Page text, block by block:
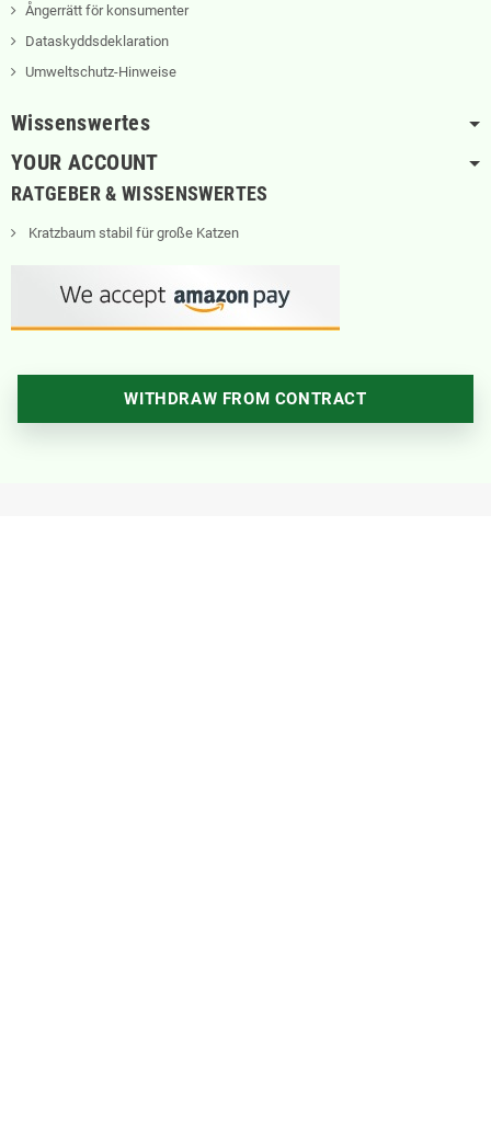
Ångerrätt för konsumenter
Dataskyddsdeklaration
Umweltschutz-Hinweise
Wissenswertes
YOUR ACCOUNT
RATGEBER & WISSENSWERTES
Kratzbaum stabil für große Katzen
WITHDRAW FROM CONTRACT